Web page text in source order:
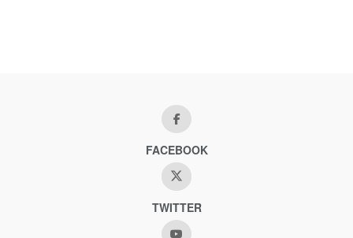
FACEBOOK
TWITTER